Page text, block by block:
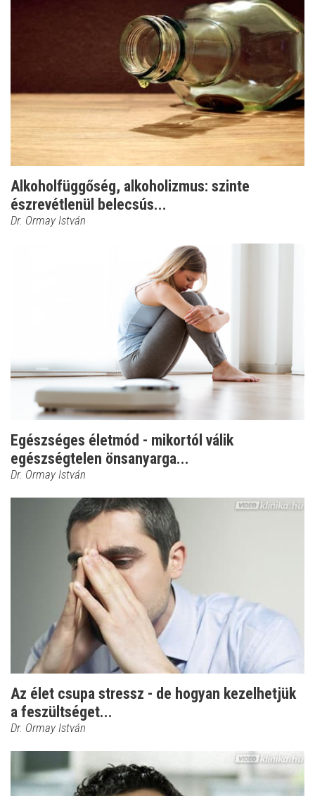
Alkoholfüggőség, alkoholizmus: szinte
észrevétlenül belecsús...
Dr. Ormay István
Egészséges életmód - mikortól válik
egészségtelen önsanyarga...
Dr. Ormay István
Az élet csupa stressz - de hogyan kezelhetjük
a feszültséget...
Dr. Ormay István